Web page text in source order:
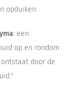
opduiken.
: een
op en rondom
door de